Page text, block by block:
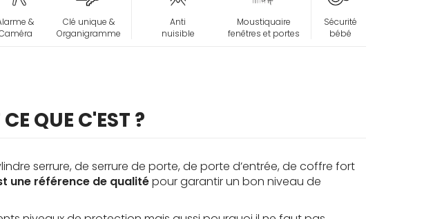
&
Clé unique &
Organigramme
Anti
nuisible
Moustiquaire
fenêtres et portes
Sécurité
bébé
QUE C'EST ?
serrure, de serrure de porte, de porte d’entrée, de coffre fort
une référence de qualitépour garantir un bon niveau de